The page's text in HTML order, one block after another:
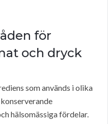
för
och dryck
som används i olika
hälsomässiga fördelar.